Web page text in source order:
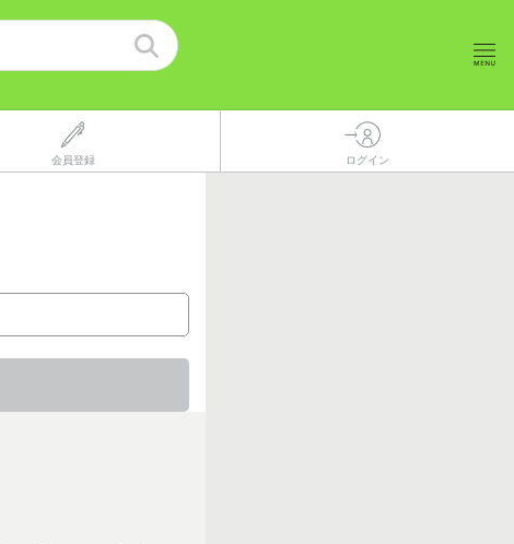
会員登録 ログイン